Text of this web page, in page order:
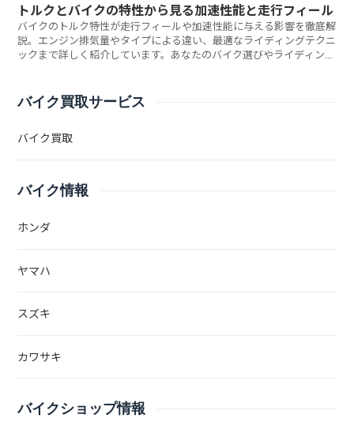
トルクとバイクの特性から見る加速性能と走行フィール
バイクのトルク特性が走行フィールや加速性能に与える影響を徹底解
説。エンジン排気量やタイプによる違い、最適なライディングテクニ
ックまで詳しく紹介しています。あなたのバイク選びやライディング
バイク買取サービス
バイク買取
バイク情報
ホンダ
ヤマハ
スズキ
カワサキ
バイクショップ情報